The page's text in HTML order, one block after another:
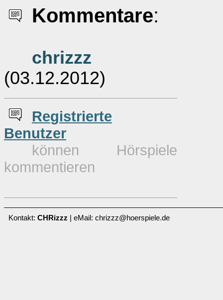
Kommentare:
chrizzz
(03.12.2012)
Registrierte
Benutzer
können Hörspiele
kommentieren
Kontakt: CHRizzz | eMail: chrizzz@hoerspiele.de